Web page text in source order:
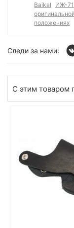
Baikal
ИЖ-71
положениях
Следи за нами:
С этим товаром